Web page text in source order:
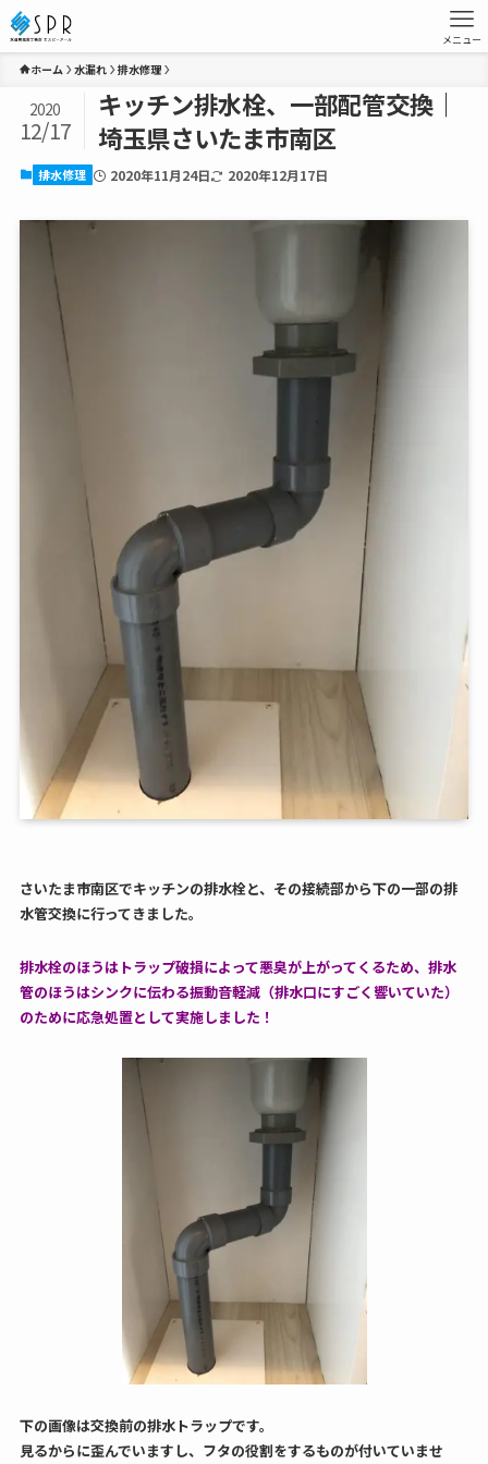
メニュー
ホーム 水漏れ 排水修理
キッチン排水栓、一部配管交換｜
埼玉県さいたま市南区
2020
12/17
排水修理 2020年11月24日 2020年12月17日
さいたま市南区でキッチンの排水栓と、その接続部から下の一部の排
水管交換に行ってきました。
排水栓のほうはトラップ破損によって悪臭が上がってくるため、排水
管のほうはシンクに伝わる振動音軽減（排水口にすごく響いていた）
のために応急処置として実施しました！
下の画像は交換前の排水トラップです。
見るからに歪んでいますし、フタの役割をするものが付いていませ